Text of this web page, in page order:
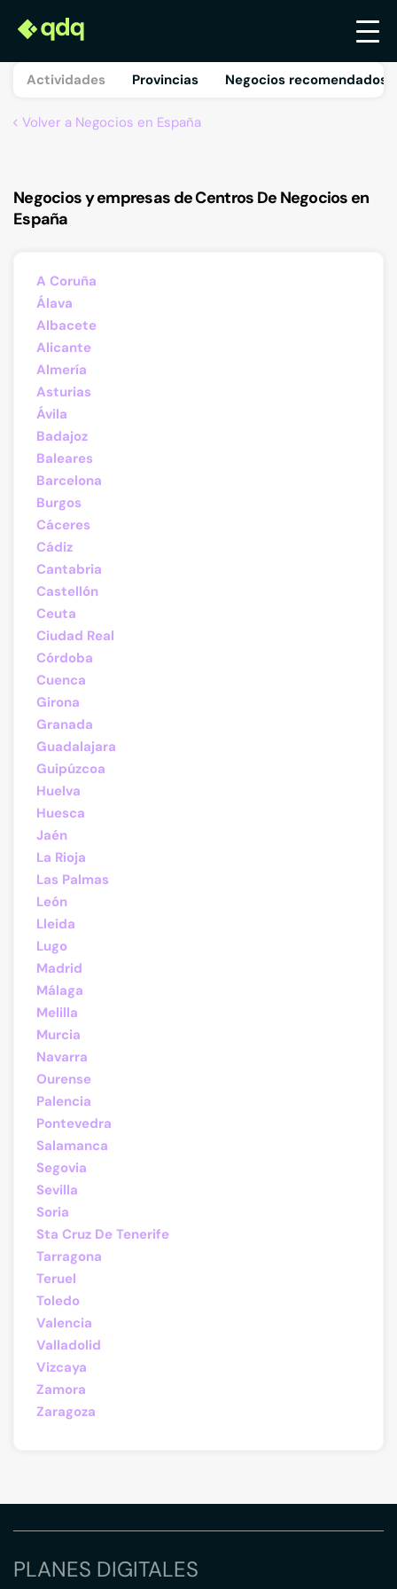
Actividades Provincias Negocios recomendados
Volver a Negocios en España
Negocios y empresas de Centros De Negocios en
España
A Coruña
Álava
Albacete
Alicante
Almería
Asturias
Ávila
Badajoz
Baleares
Barcelona
Burgos
Cáceres
Cádiz
Cantabria
Castellón
Ceuta
Ciudad Real
Córdoba
Cuenca
Girona
Granada
Guadalajara
Guipúzcoa
Huelva
Huesca
Jaén
La Rioja
Las Palmas
León
Lleida
Lugo
Madrid
Málaga
Melilla
Murcia
Navarra
Ourense
Palencia
Pontevedra
Salamanca
Segovia
Sevilla
Soria
Sta Cruz De Tenerife
Tarragona
Teruel
Toledo
Valencia
Valladolid
Vizcaya
Zamora
Zaragoza
PLANES DIGITALES